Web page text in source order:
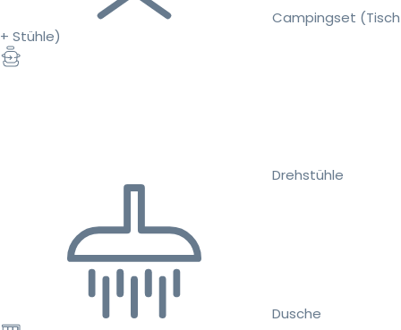
Campingset (Tisch
+ Stühle)
Drehstühle
Dusche